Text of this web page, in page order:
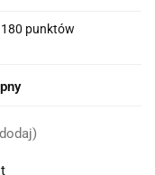
punktów